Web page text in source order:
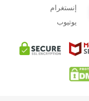
إنستغرام
يوتيوب